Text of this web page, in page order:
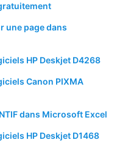
une page dans
HP Deskjet D4268
Canon PIXMA
dans Microsoft Excel
HP Deskjet D1468